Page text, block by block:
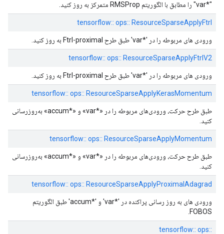
"*var" را مطابق با الگوریتم RMSProp متمرکز به روز کنید.
tensorflow:: ops:: ResourceSparseApplyFtrl
ورودی های مربوطه را در '*var' طبق طرح Ftrl-proximal به روز کنید.
tensorflow:: ops:: ResourceSparseApplyFtrlV2
ورودی های مربوطه را در '*var' طبق طرح Ftrl-proximal به روز کنید.
tensorflow:: ops:: ResourceSparseApplyKerasMomentum
طبق طرح حرکت، ورودی‌های مربوطه را در «*var» و «*accum» به‌روزرسانی
کنید.
tensorflow:: ops:: ResourceSparseApplyMomentum
طبق طرح حرکت، ورودی‌های مربوطه را در «*var» و «*accum» به‌روزرسانی
کنید.
tensorflow:: ops:: ResourceSparseApplyProximalAdagrad
ورودی های به روز رسانی پراکنده در '*var' و '*accum' طبق الگوریتم
FOBOS.
tensorflow:: ops::